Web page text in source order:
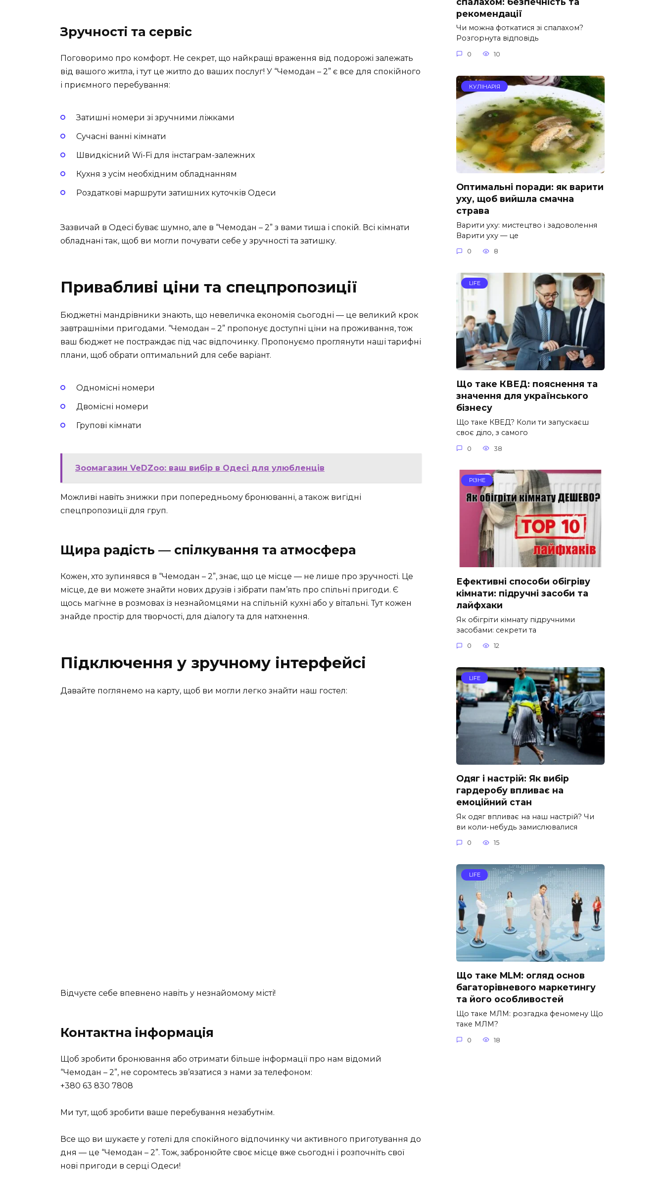
Зручності та сервіс
Поговоримо про комфорт. Не секрет, що найкращі враження від подорожі залежать
від вашого житла, і тут це житло до ваших послуг! У “Чемодан – 2” є все для спокійного
і приємного перебування:
Затишні номери зі зручними ліжками
Сучасні ванні кімнати
Швидкісний Wi-Fi для інстаграм-залежних
Кухня з усім необхідним обладнанням
Роздаткові маршрути затишних куточків Одеси
Зазвичай в Одесі буває шумно, але в “Чемодан – 2” з вами тиша і спокій. Всі кімнати
обладнані так, щоб ви могли почувати себе у зручності та затишку.
Привабливі ціни та спецпропозиції
Бюджетні мандрівники знають, що невеличка економія сьогодні — це великий крок
завтрашніми пригодами. “Чемодан – 2” пропонує доступні ціни на проживання, тож
ваш бюджет не постраждає під час відпочинку. Пропонуємо проглянути наші тарифні
плани, щоб обрати оптимальний для себе варіант.
Одномісні номери
Двомісні номери
Групові кімнати
Зоомагазин VeDZoo: ваш вибір в Одесі для улюбленців
Можливі навіть знижки при попередньому бронюванні, а також вигідні
спецпропозиції для груп.
Щира радість — спілкування та атмосфера
Кожен, хто зупинявся в “Чемодан – 2”, знає, що це місце — не лише про зручності. Це
місце, де ви можете знайти нових друзів і зібрати пам’ять про спільні пригоди. Є
щось магічне в розмовах із незнайомцями на спільній кухні або у вітальні. Тут кожен
знайде простір для творчості, для діалогу та для натхнення.
Підключення у зручному інтерфейсі
Давайте поглянемо на карту, щоб ви могли легко знайти наш гостел:
Відчуєте себе впевнено навіть у незнайомому місті!
Контактна інформація
Щоб зробити бронювання або отримати більше інформації про нам відомий
“Чемодан – 2”, не соромтесь зв’язатися з нами за телефоном:
+380 63 830 7808
Ми тут, щоб зробити ваше перебування незабутнім.
Все що ви шукаєте у готелі для спокійного відпочинку чи активного приготування до
дня — це “Чемодан – 2”. Тож, забронюйте своє місце вже сьогодні і розпочніть свої
нові пригоди в серці Одеси!
рекомендації
Чи можна фоткатися зі спалахом?
Розгорнута відповідь
0 10
КУЛІНАРІЯ
Оптимальні поради: як варити
уху, щоб вийшла смачна
страва
Варити уху: мистецтво і задоволення
Варити уху — це
0 8
LIFE
Що таке КВЕД: пояснення та
значення для українського
бізнесу
Що таке КВЕД? Коли ти запускаєш
своє діло, з самого
0 38
РІЗНЕ
Ефективні способи обігріву
кімнати: підручні засоби та
лайфхаки
Як обігріти кімнату підручними
засобами: секрети та
0 12
LIFE
Одяг і настрій: Як вибір
гардеробу впливає на
емоційний стан
Як одяг впливає на наш настрій? Чи
ви коли-небудь замислювалися
0 15
LIFE
Що таке MLM: огляд основ
багаторівневого маркетингу
та його особливостей
Що таке МЛМ: розгадка феномену Що
таке МЛМ?
0 18